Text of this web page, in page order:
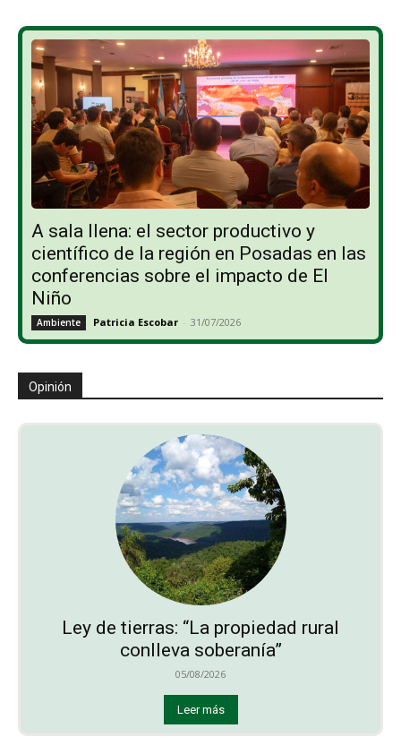
A sala llena: el sector productivo y
científico de la región en Posadas en las
conferencias sobre el impacto de El
Niño
Ambiente Patricia Escobar - 31/07/2026
Opinión
Ley de tierras: “La propiedad rural
conlleva soberanía”
05/08/2026
Leer más